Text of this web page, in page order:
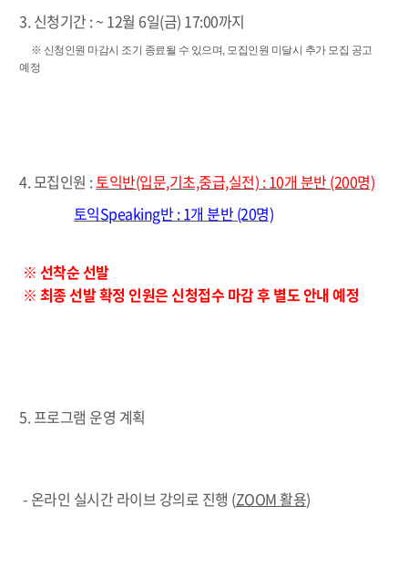
3. 신청기간 : ~ 12월 6일(금) 17:00까지
※ 신청인원 마감시 조기 종료될 수 있으며, 모집인원 미달시 추가 모집 공고
예정
4. 모집인원 :토익반(입문,기초,중급,실전) : 10개 분반 (200명)
토익Speaking반 : 1개 분반 (20명)
※ 선착순 선발
※ 최종 선발 확정 인원은 신청접수 마감 후 별도 안내 예정
5. 프로그램 운영 계획
- 온라인 실시간 라이브 강의로 진행 (ZOOM 활용)